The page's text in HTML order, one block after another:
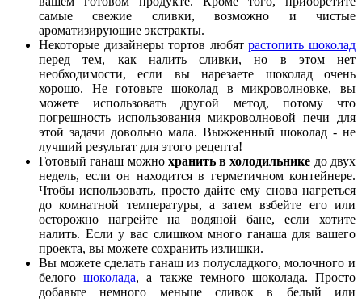
самые свежие сливки, возможно и чистые
ароматизирующие экстракты.
Некоторые дизайнеры тортов любятрастопить шоколад
перед тем, как налить сливки, но в этом нет
необходимости, если вы нарезаете шоколад очень
хорошо. Не готовьте шоколад в микроволновке, вы
можете использовать другой метод, потому что
погрешность использования микроволновой печи для
этой задачи довольно мала. Выжженный шоколад - не
лучший результат для этого рецепта!
Готовый ганаш можно хранить в холодильнике до двух
недель, если он находится в герметичном контейнере.
Чтобы использовать, просто дайте ему снова нагреться
до комнатной температуры, а затем взбейте его или
осторожно нагрейте на водяной бане, если хотите
налить. Если у вас слишком много ганаша для вашего
проекта, вы можете сохранить излишки.
Вы можете сделать ганаш из полусладкого, молочного и
белогошоколада, а также темного шоколада. Просто
добавьте немного меньше сливок в белый или